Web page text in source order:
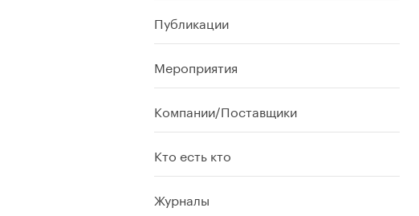
Публикации
Мероприятия
Компании/Поставщики
Кто есть кто
Журналы